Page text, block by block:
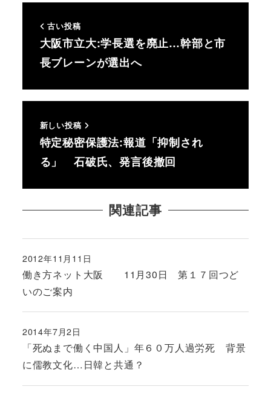
古い投稿
大阪市立大:学長選を廃止…幹部と市
長ブレーンが選出へ
新しい投稿
特定秘密保護法:報道「抑制され
る」 石破氏、発言後撤回
関連記事
働き方ネット大阪 11月30日 第１７回つど
いのご案内
投稿日
2012年11月11日
「死ぬまで働く中国人」年６０万人過労死 背景
に儒教文化…日韓と共通？
投稿日
2014年7月2日